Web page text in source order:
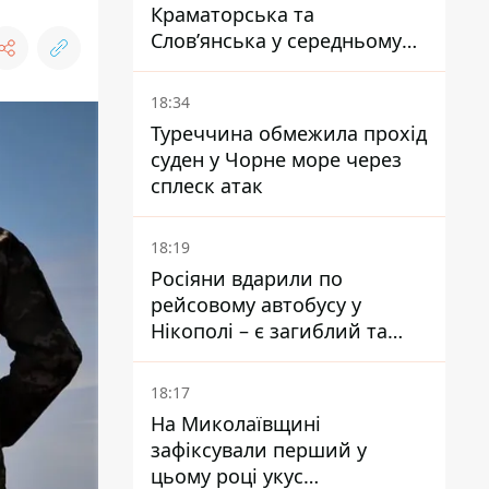
Краматорська та
Слов’янська у середньому
на 10 км - експерт
попередив про посилення
18:34
Туреччина обмежила прохід
суден у Чорне море через
сплеск атак
18:19
Росіяни вдарили по
рейсовому автобусу у
Нікополі – є загиблий та
поранені
18:17
На Миколаївщині
зафіксували перший у
цьому році укус